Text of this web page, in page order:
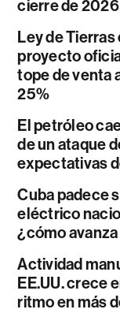
cierre de 2026
Ley de
proyecto
tope de venta
25%
El petróleo
de un ataque
expectativas
Cuba padece
eléctrico
¿cómo
Actividad
EE.UU. crece
ritmo en más